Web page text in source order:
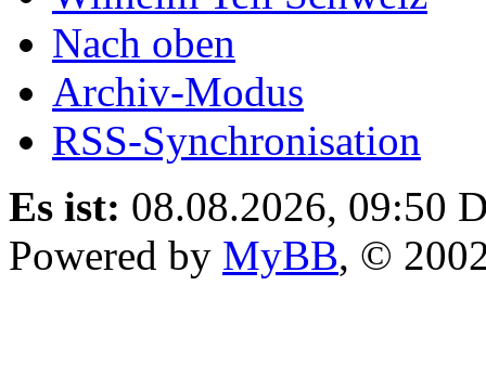
Nach oben
Archiv-Modus
RSS-Synchronisation
Es ist: 08.08.2026, 09:50
Powered by MyBB, ©